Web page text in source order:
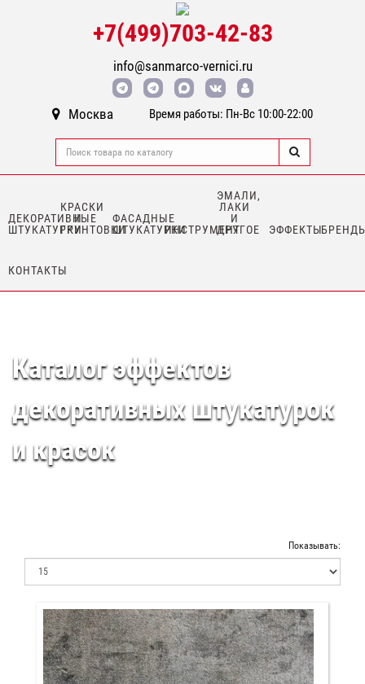
+7(499)703-42-83
info@sanmarco-vernici.ru
Москва Время работы: Пн-Вс 10:00-22:00
ДЕКОРАТИВНЫЕ
ШТУКАТУРКИ
КРАСКИ
И
ГРУНТОВКИ
ФАСАДНЫЕ
ШТУКАТУРКИИНСТРУМЕНТ
ЭМАЛИ,
ЛАКИ
И
ДРУГОЕ
ЭФФЕКТЫ
КОНТАКТЫ
Каталог эффектов
декоративных штукатурок
и красок
Показывать: